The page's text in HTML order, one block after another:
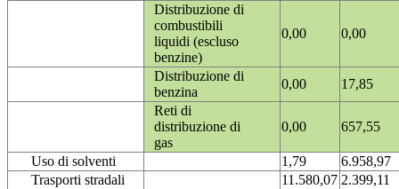
Distribuzione di
combustibili
liquidi (escluso
benzine)
0,00 0,00
Distribuzione di
benzina
0,00
17,85
Reti di
distribuzione di
gas
0,00 657,55
Uso di solventi 1,79
6.958,97
Trasporti stradali
11.580,07 2.399,11